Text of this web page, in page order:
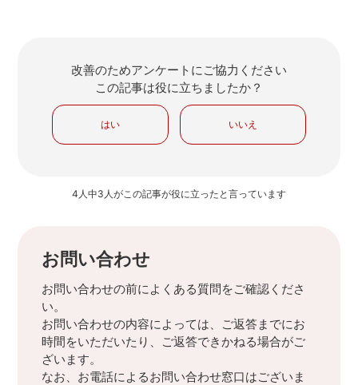
改善のためアンケートにご協力ください
この記事は役に立ちましたか？
はい いいえ
4人中3人がこの記事が役に立ったと言っています
お問い合わせ
お問い合わせの前によくある質問をご確認くださ
い。
お問い合わせの内容によっては、ご返答までにお
時間をいただいたり、ご返答できかねる場合がご
ざいます。
なお、お電話によるお問い合わせ窓口はございま